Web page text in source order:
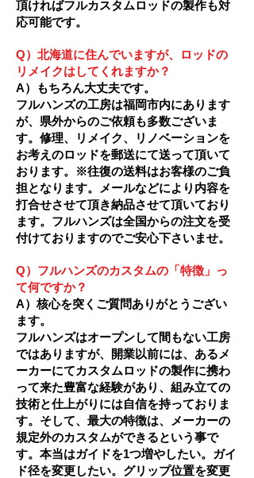
頂ければフルカスタムロッドの製作も対
応可能です。
Q）北海道に住んでいますが、ロッドの
リメイクはしてくれますか？
A）もちろん大丈夫です。
フルハンズの工房は福岡市内にあります
が、県外からのご依頼も多数ございま
す。 修理、リメイク、リノベーションを
お考えのロッドを郵送にて送って頂いて
おります。
※往復の送料はお客様のご負
担となります。
メールなどにより内容を
打合せさせて頂き納品させて頂いており
ます。 フルハンズは全国からの注文を受
付けておりますのでご安心下さいませ。
Q）フルハンズのカスタムの「特徴」っ
て何ですか？
A）核心を突くご質問ありがとうござい
ます。
フルハンズはオープンして間もない工房
ではありますが、開業以前には、あるメ
ーカーにてカスタムロッドの製作に携わ
って来た豊富な経験があり、組み立ての
技術と仕上がりには自信を持っておりま
す。そして、最大の特徴は、メーカーの
規定外のカスタムができるという事で
す。 本当はガイドを1つ増やしたい。ガイ
ド径を変更したい。グリップ位置を変更